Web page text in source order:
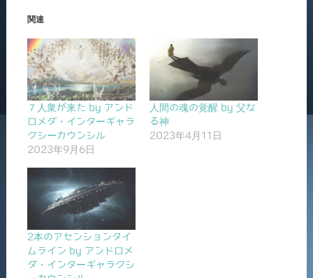
関連
７人衆が来た by アンド
ロメダ・インターギャラ
クシーカウンシル
2023年9月6日
人間の魂の覚醒 by 父な
る神
2023年4月11日
2本のアセンションタイ
ムライン by アンドロメ
ダ・インターギャラクシ